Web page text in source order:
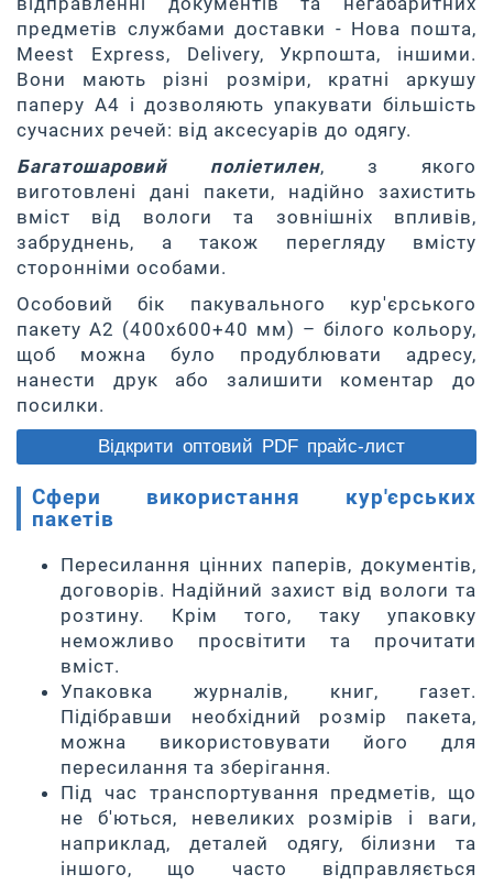
предметів службами доставки - Нова пошта,
Meest Express, Delivery, Укрпошта, іншими.
Вони мають різні розміри, кратні аркушу
паперу А4 і дозволяють упакувати більшість
сучасних речей: від аксесуарів до одягу.
Багатошаровий поліетилен, з якого
виготовлені дані пакети, надійно захистить
вміст від вологи та зовнішніх впливів,
забруднень, а також перегляду вмісту
сторонніми особами.
Особовий бік пакувального кур'єрського
пакету A2 (400х600+40 мм) – білого кольору,
щоб можна було продублювати адресу,
нанести друк або залишити коментар до
посилки.
Відкрити оптовий PDF прайс-лист
Сфери використання кур'єрських
пакетів
Пересилання цінних паперів, документів,
договорів. Надійний захист від вологи та
розтину. Крім того, таку упаковку
неможливо просвітити та прочитати
вміст.
Упаковка журналів, книг, газет.
Підібравши необхідний розмір пакета,
можна використовувати його для
пересилання та зберігання.
Під час транспортування предметів, що
не б'ються, невеликих розмірів і ваги,
наприклад, деталей одягу, білизни та
іншого, що часто відправляється